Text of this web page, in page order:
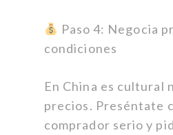
Paso 4: Negocia
condiciones
En China es cultural
precios. Preséntate
comprador serio y